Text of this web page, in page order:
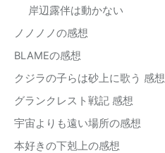
岸辺露伴は動かない
ノノノノの感想
BLAMEの感想
クジラの子らは砂上に歌う 感想
グランクレスト戦記 感想
宇宙よりも遠い場所の感想
本好きの下剋上の感想